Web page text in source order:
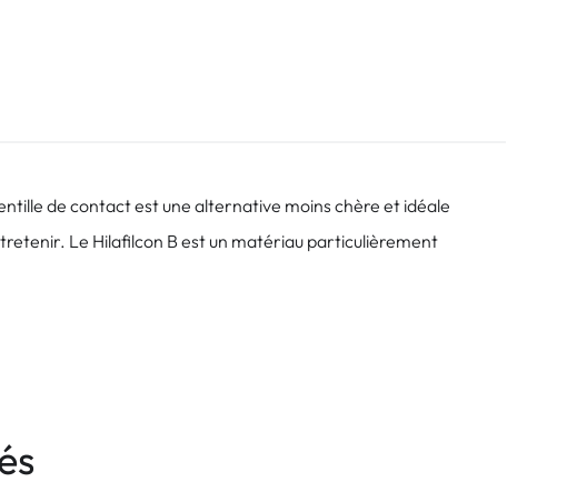
de contact est une alternative moins chère et idéale
Le Hilafilcon B est un matériau particulièrement